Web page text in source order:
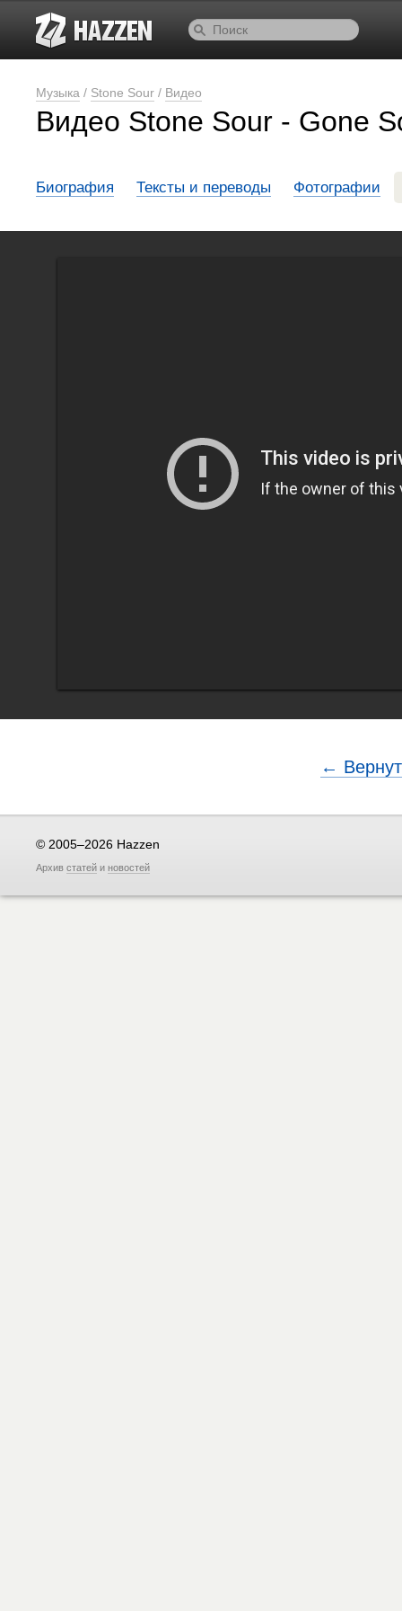
Музыка / Stone Sour / Видео
Видео Stone Sour - Gone
Биография Тексты и переводы Фотографии
←
© 2005–2026 Hazzen
Архив статей и новостей